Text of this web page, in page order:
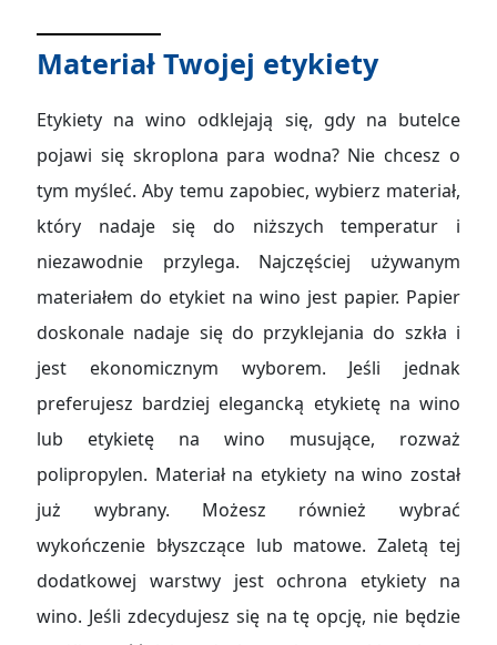
Materiał Twojej etykiety
Etykiety na wino odklejają się, gdy na butelce
pojawi się skroplona para wodna? Nie chcesz o
tym myśleć. Aby temu zapobiec, wybierz materiał,
który nadaje się do niższych temperatur i
niezawodnie przylega. Najczęściej używanym
materiałem do etykiet na wino jest papier. Papier
doskonale nadaje się do przyklejania do szkła i
jest ekonomicznym wyborem. Jeśli jednak
preferujesz bardziej elegancką etykietę na wino
lub etykietę na wino musujące, rozważ
polipropylen. Materiał na etykiety na wino został
już wybrany. Możesz również wybrać
wykończenie błyszczące lub matowe. Zaletą tej
dodatkowej warstwy jest ochrona etykiety na
wino. Jeśli zdecydujesz się na tę opcję, nie będzie